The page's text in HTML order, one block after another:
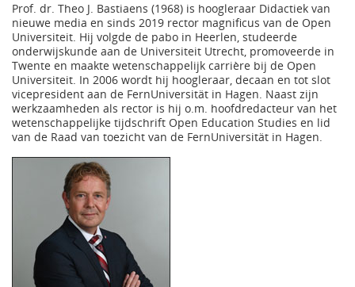
Prof. dr. Theo J. Bastiaens (1968) is hoogleraar Didactiek van
nieuwe media en sinds 2019 rector magnificus van de Open
Universiteit. Hij volgde de pabo in Heerlen, studeerde
onderwijskunde aan de Universiteit Utrecht, promoveerde in
Twente en maakte wetenschappelijk carrière bij de Open
Universiteit. In 2006 wordt hij hoogleraar, decaan en tot slot
vicepresident aan de FernUniversität in Hagen. Naast zijn
werkzaamheden als rector is hij o.m. hoofdredacteur van het
wetenschappelijke tijdschrift Open Education Studies en lid
van de Raad van toezicht van de FernUniversität in Hagen.